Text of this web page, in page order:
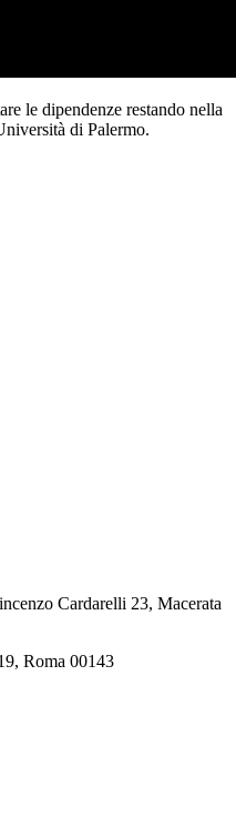
le dipendenze restando nella
di Palermo.
Cardarelli 23, Macerata
Roma 00143